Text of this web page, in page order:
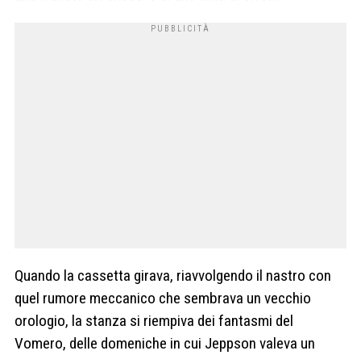
Quando la cassetta girava, riavvolgendo il nastro con
quel rumore meccanico che sembrava un vecchio
orologio, la stanza si riempiva dei fantasmi del
Vomero, delle domeniche in cui Jeppson valeva un